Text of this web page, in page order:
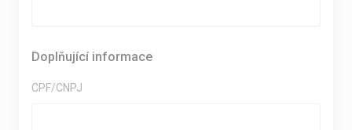
Doplňující informace
CPF/CNPJ